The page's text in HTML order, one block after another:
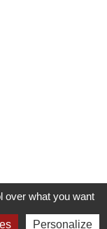
over what you want
Personalize